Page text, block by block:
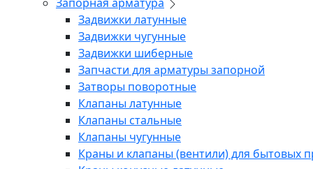
Запорная арматура
Задвижки латунные
Задвижки чугунные
Задвижки шиберные
Запчасти для арматуры запорной
Затворы поворотные
Клапаны латунные
Клапаны стальные
Клапаны чугунные
Краны и клапаны (вентили) для бытовых